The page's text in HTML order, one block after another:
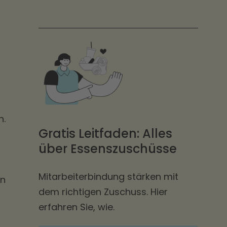
Gratis Leitfaden: Alles
über Essenszuschüsse
Mitarbeiterbindung stärken mit
dem richtigen Zuschuss. Hier
erfahren Sie, wie.